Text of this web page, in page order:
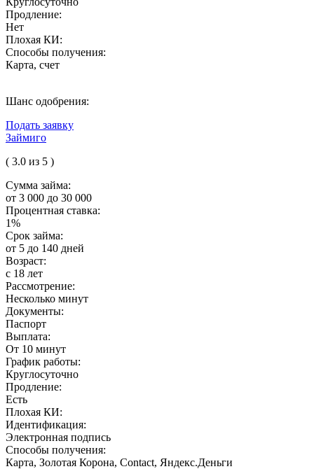
Продление:
Нет
Плохая КИ:
Способы получения:
Карта, счет
Шанс одобрения:
Подать заявку
Займиго
( 3.0 из 5 )
Сумма займа:
от 3 000 до 30 000
Процентная ставка:
1%
Срок займа:
от 5 до 140 дней
Возраст:
с 18 лет
Рассмотрение:
Несколько минут
Документы:
Паспорт
Выплата:
От 10 минут
График работы:
Круглосуточно
Продление:
Есть
Плохая КИ:
Идентификация:
Электронная подпись
Способы получения:
Карта, Золотая Корона, Contact, Яндекс.Деньги